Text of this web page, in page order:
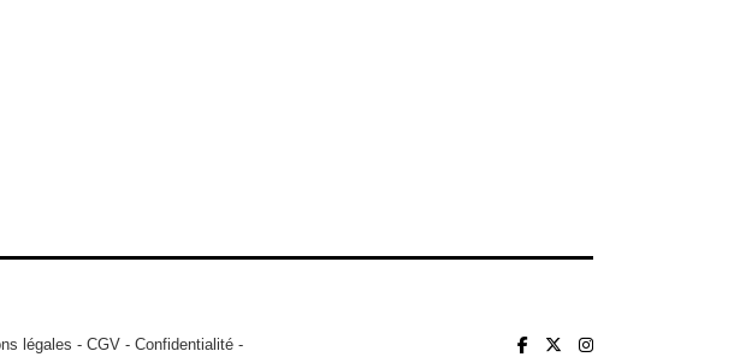
légales - CGV - Confidentialité -